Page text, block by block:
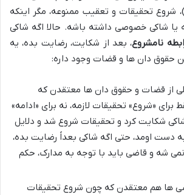
)، شروع تحقیقات و تعقیب ممنوعه، مگر اینکه
یا شاکی خصوصی داشته باشه. حالا اگه شاکی
نامشروع، بعد از شکایت، رضایت بده، یه
حقوق دان ها و قضات وجود داره:
از قضات و حقوق دان ها معتقدن که
«شروع» تحقیقات لازمه، نه برای «ادامه»
شکایت کرد و تحقیقات شروع شد و دلایل
دست اومد، حتی اگه شاکی بعداً رضایت بده،
شه و قاضی باید با توجه به مدارک، حکم
ها هم معتقدن که چون شروع تحقیقات